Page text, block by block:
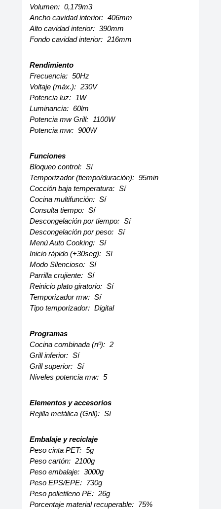
Volumen: 0,179m3
Ancho cavidad interior: 406mm
Alto cavidad interior: 390mm
Fondo cavidad interior: 216mm
Rendimiento
Frecuencia: 50Hz
Voltaje (máx.): 230V
Potencia luz: 1W
Luminancia: 60lm
Potencia mw Grill: 1100W
Potencia mw: 900W
Funciones
Bloqueo control: Sí
Temporizador (tiempo/duración): 95min
Cocción baja temperatura: Sí
Cocina multifunción: Sí
Consulta tiempo: Sí
Descongelación por tiempo: Sí
Descongelación por peso: Sí
Menú Auto Cooking: Sí
Inicio rápido (+30seg): Sí
Modo Silencioso: Sí
Parrilla crujiente: Sí
Reinicio plato giratorio: Sí
Temporizador mw: Sí
Tipo temporizador: Digital
Programas
Cocina combinada (nº): 2
Grill inferior: Sí
Grill superior: Sí
Niveles potencia mw: 5
Elementos y accesorios
Rejilla metálica (Grill): Sí
Embalaje y reciclaje
Peso cinta PET: 5g
Peso cartón: 2100g
Peso embalaje: 3000g
Peso EPS/EPE: 730g
Peso polietileno PE: 26g
Porcentaje material recuperable: 75%